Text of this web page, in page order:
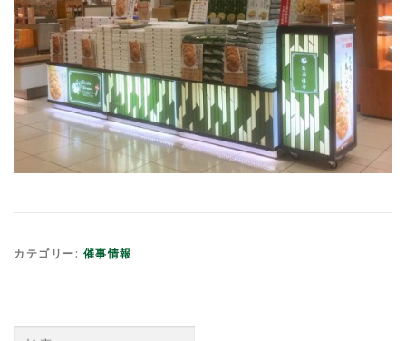
カテゴリー: 催事情報